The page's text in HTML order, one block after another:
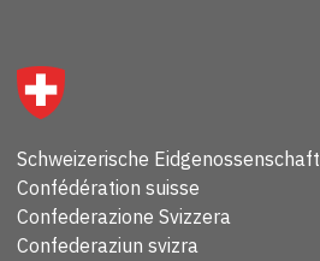
Schweizerische Eidgenossenschaft
Confédération suisse
Confederazione Svizzera
Confederaziun svizra